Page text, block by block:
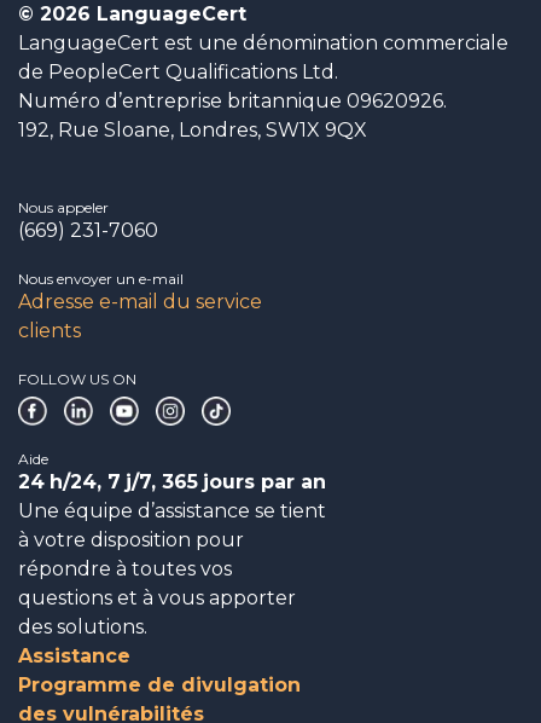
© 2026 LanguageCert
LanguageCert est une dénomination commerciale
de PeopleCert Qualifications Ltd.
Numéro d’entreprise britannique 09620926.
192, Rue Sloane, Londres, SW1X 9QX
Nous appeler
(669) 231-7060
Nous envoyer un e-mail
Adresse e-mail du service
clients
FOLLOW US ON
Aide
24 h/24, 7 j/7, 365 jours par an
Une équipe d’assistance se tient
à votre disposition pour
répondre à toutes vos
questions et à vous apporter
des solutions.
Assistance
Programme de divulgation
des vulnérabilités